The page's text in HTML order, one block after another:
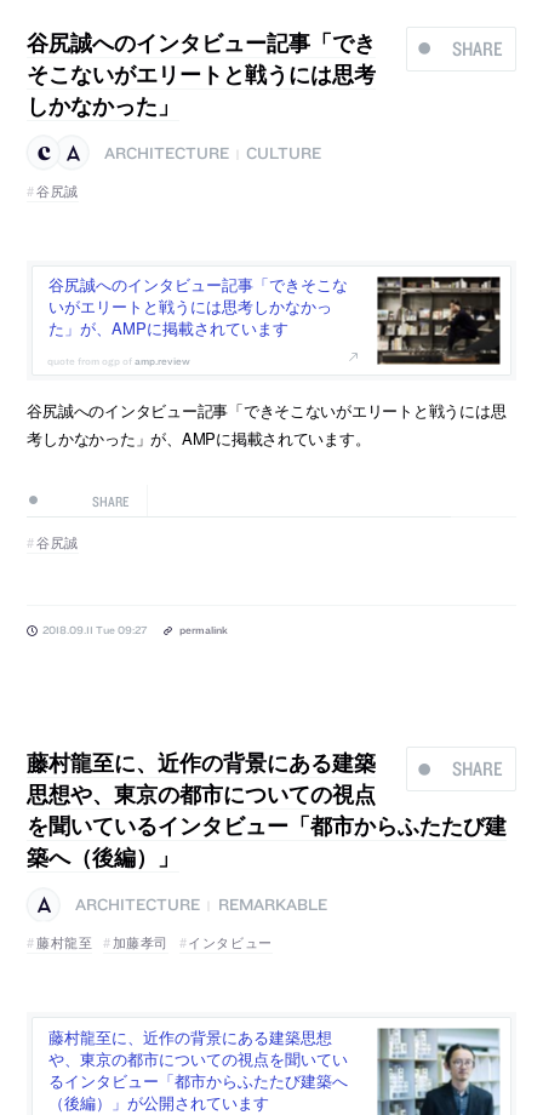
SHARE
谷尻誠へのインタビュー記事「でき
そこないがエリートと戦うには思考
しかなかった」
ARCHITECTURE
CULTURE
谷尻誠
谷尻誠へのインタビュー記事「できそこな
いがエリートと戦うには思考しかなかっ
た」が、AMPに掲載されています
amp.review
谷尻誠へのインタビュー記事「できそこないがエリートと戦うには思
考しかなかった」が、AMPに掲載されています。
SHARE
谷尻誠
2018.09.11 Tue 09:27 permalink
SHARE
藤村龍至に、近作の背景にある建築
思想や、東京の都市についての視点
を聞いているインタビュー「都市からふたたび建
築へ（後編）」
ARCHITECTURE
REMARKABLE
藤村龍至
加藤孝司 インタビュー
藤村龍至に、近作の背景にある建築思想
や、東京の都市についての視点を聞いてい
るインタビュー「都市からふたたび建築へ
（後編）」が公開されています